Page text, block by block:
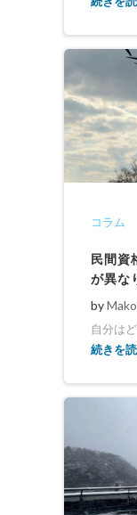
コラム
民間資
が異な
by
自分は
続きを